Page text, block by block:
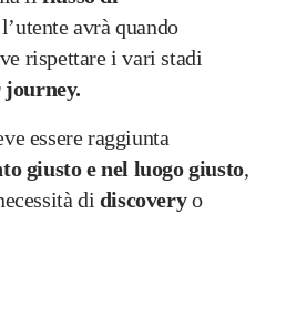
avrà quando
rispettare i vari stadi
journey.
essere raggiunta
giusto e nel luogo giusto,
di discoveryo